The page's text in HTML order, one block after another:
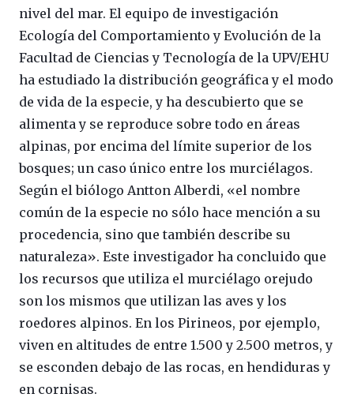
nivel del mar. El equipo de investigación
Ecología del Comportamiento y Evolución de la
Facultad de Ciencias y Tecnología de la UPV/EHU
ha estudiado la distribución geográfica y el modo
de vida de la especie, y ha descubierto que se
alimenta y se reproduce sobre todo en áreas
alpinas, por encima del límite superior de los
bosques; un caso único entre los murciélagos.
Según el biólogo Antton Alberdi, «el nombre
común de la especie no sólo hace mención a su
procedencia, sino que también describe su
naturaleza». Este investigador ha concluido que
los recursos que utiliza el murciélago orejudo
son los mismos que utilizan las aves y los
roedores alpinos. En los Pirineos, por ejemplo,
viven en altitudes de entre 1.500 y 2.500 metros, y
se esconden debajo de las rocas, en hendiduras y
en cornisas.